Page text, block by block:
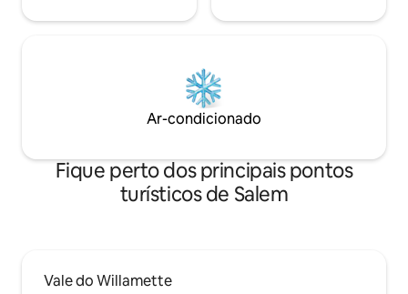
Ar-condicionado
Fique perto dos principais pontos
turísticos de Salem
Vale do Willamette